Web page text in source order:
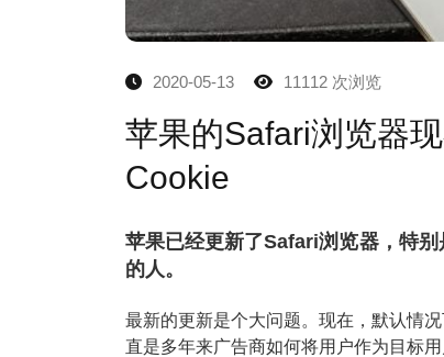
2020-05-13 11112 次浏览
苹果的Safari浏览器
Cookie
苹果已经更新了Safari浏览器，特
的人。
最新的更新是个大问题。现在，默认情
直是多年来广告商如何将用户作为目标